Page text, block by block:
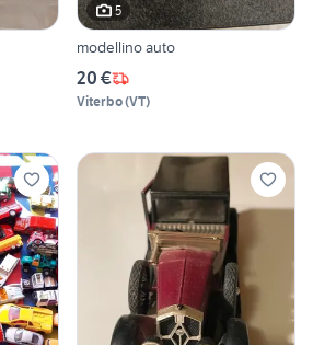
5
modellino auto
20 €
Viterbo(VT)